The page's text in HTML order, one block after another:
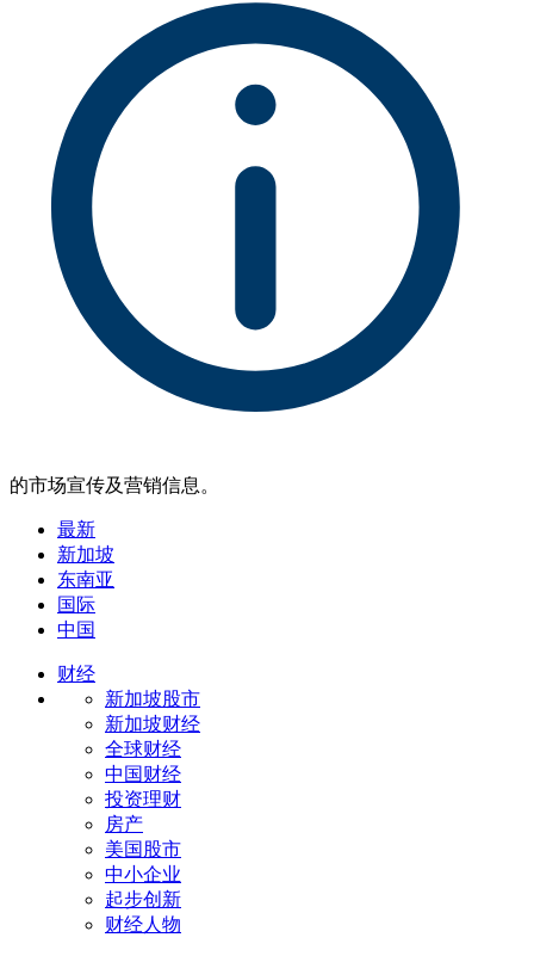
的市场宣传及营销信息。
最新
新加坡
东南亚
国际
中国
财经
新加坡股市
新加坡财经
全球财经
中国财经
投资理财
房产
美国股市
中小企业
起步创新
财经人物